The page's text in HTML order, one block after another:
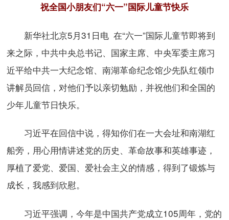
祝全国小朋友们“六一”国际儿童节快乐
新华社北京5月31日电 在“六一”国际儿童节即将到
来之际，中共中央总书记、国家主席、中央军委主席习
近平给中共一大纪念馆、南湖革命纪念馆少先队红领巾
讲解员回信，对他们予以亲切勉励，并祝他们和全国的
少年儿童节日快乐。
习近平在回信中说，得知你们在一大会址和南湖红
船旁，用心用情讲述党的历史、革命故事和英雄事迹，
厚植了爱党、爱国、爱社会主义的情感，得到了锻炼与
成长，我感到欣慰。
习近平强调，今年是中国共产党成立105周年，党的